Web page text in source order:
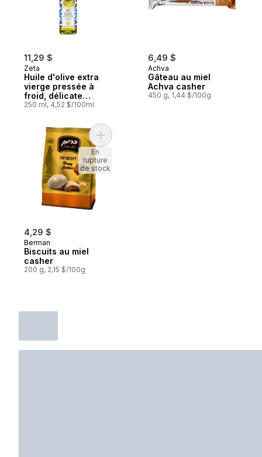
11,29 $
Zeta
Huile d'olive extra
vierge pressée à
froid, délicate
casher
250 ml, 4,52 $/100ml
6,49 $
Achva
Gâteau au miel
Achva casher
450 g, 1,44 $/100g
4,29 $
Berman
Biscuits au miel
casher
200 g, 2,15 $/100g
Ajouter Biscuits au miel casher au panier
En
rupture
de stock